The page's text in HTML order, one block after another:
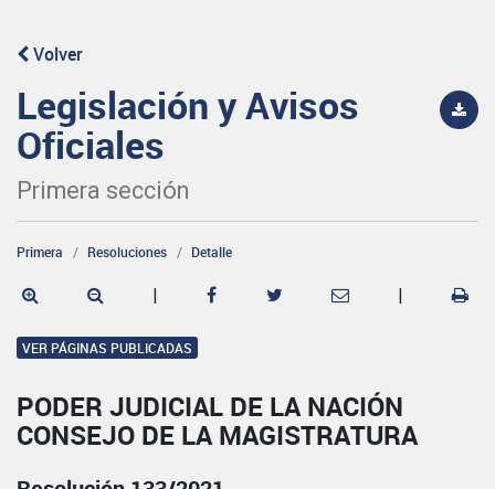
Volver
Legislación y Avisos
Oficiales
Primera sección
Primera Resoluciones Detalle
| |
VER PÁGINAS PUBLICADAS
PODER JUDICIAL DE LA NACIÓN
CONSEJO DE LA MAGISTRATURA